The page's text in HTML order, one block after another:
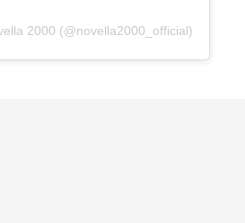
2000 (@novella2000_official)